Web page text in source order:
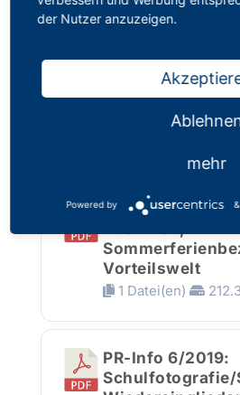
Flexibilisierung
1 Datei(en)
PR-Info 4/2019:
ums Abitur
PR-Info 5/2019:
Vorteilswelt
1 Datei(en)
PR-Info 6/2019:
der Nutzer anzuzeigen.
mehr
Powered by &